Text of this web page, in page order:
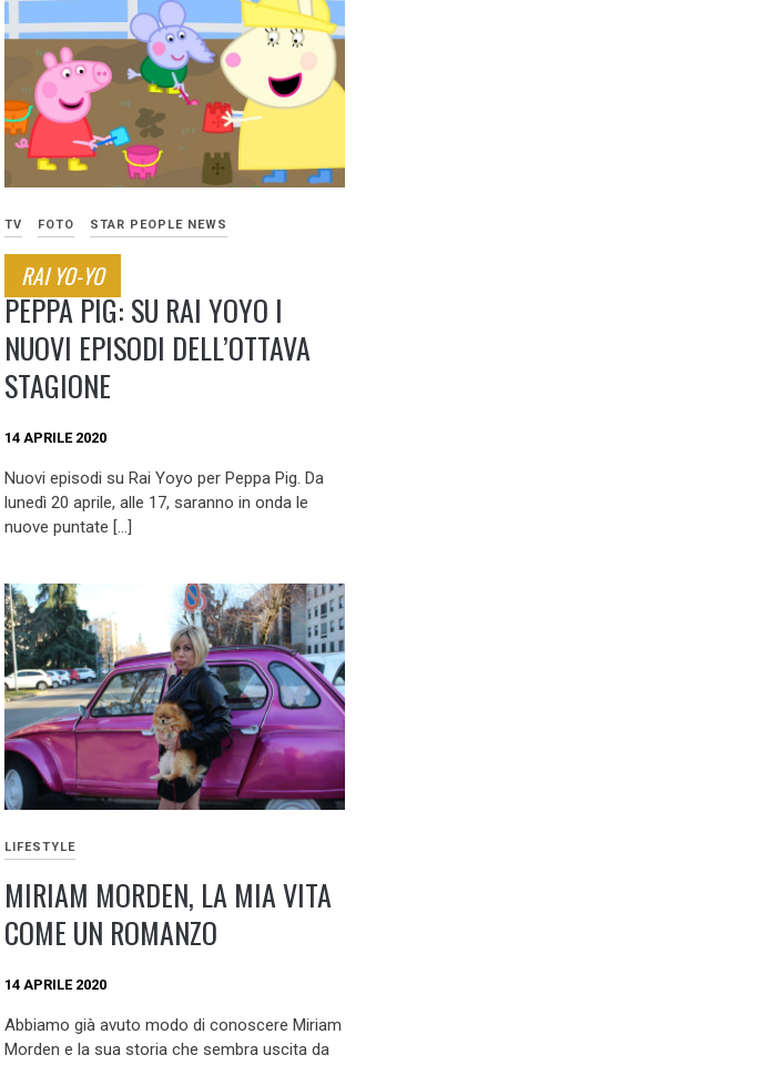
TV FOTO STAR PEOPLE NEWS
RAI YO-YO
PEPPA PIG: SU RAI YOYO I
NUOVI EPISODI DELL’OTTAVA
STAGIONE
14 APRILE 2020
Nuovi episodi su Rai Yoyo per Peppa Pig. Da
lunedì 20 aprile, alle 17, saranno in onda le
nuove puntate […]
LIFESTYLE
MIRIAM MORDEN, LA MIA VITA
COME UN ROMANZO
14 APRILE 2020
Abbiamo già avuto modo di conoscere Miriam
Morden e la sua storia che sembra uscita da